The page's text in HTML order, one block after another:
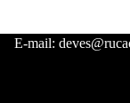
E-mail: